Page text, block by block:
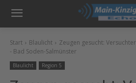
Start Blaulicht
Zeugen gesucht:
- Bad Soden-Salmünster
Blaulicht Region 5